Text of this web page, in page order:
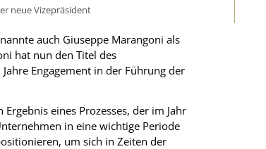
neue Vizepräsident
auch Giuseppe Marangoni als
hat nun den Titel des
Engagement in der Führung der
eines Prozesses, der im Jahr
in eine wichtige Periode
um sich in Zeiten der